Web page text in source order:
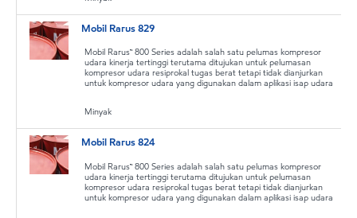
Mobil Rarus 829
Mobil Rarus™ 800 Series adalah salah satu pelumas kompresor
udara kinerja tertinggi terutama ditujukan untuk pelumasan
kompresor udara resiprokal tugas berat tetapi tidak dianjurkan
untuk kompresor udara yang digunakan dalam aplikasi isap udara
Minyak
Mobil Rarus 824
Mobil Rarus™ 800 Series adalah salah satu pelumas kompresor
udara kinerja tertinggi terutama ditujukan untuk pelumasan
kompresor udara resiprokal tugas berat tetapi tidak dianjurkan
untuk kompresor udara yang digunakan dalam aplikasi isap udara